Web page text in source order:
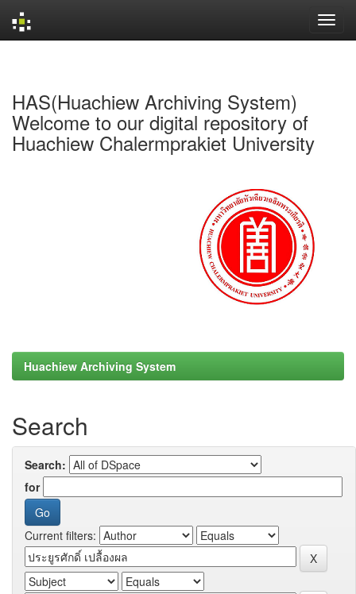
HAS(Huachiew Archiving System)
Welcome to our digital repository of
Huachiew Chalermprakiet University
Huachiew Archiving System
Search
Search:
for
Current filters: